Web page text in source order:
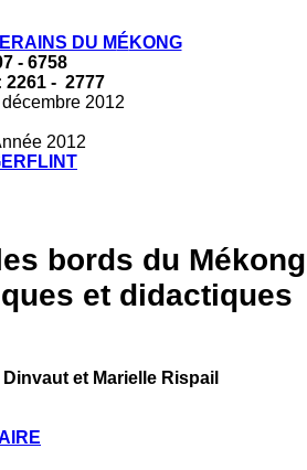
DU M É KONG
- 6758
2261 - 2777
2012
2012
bords du
et didactiques
et Marielle Rispail